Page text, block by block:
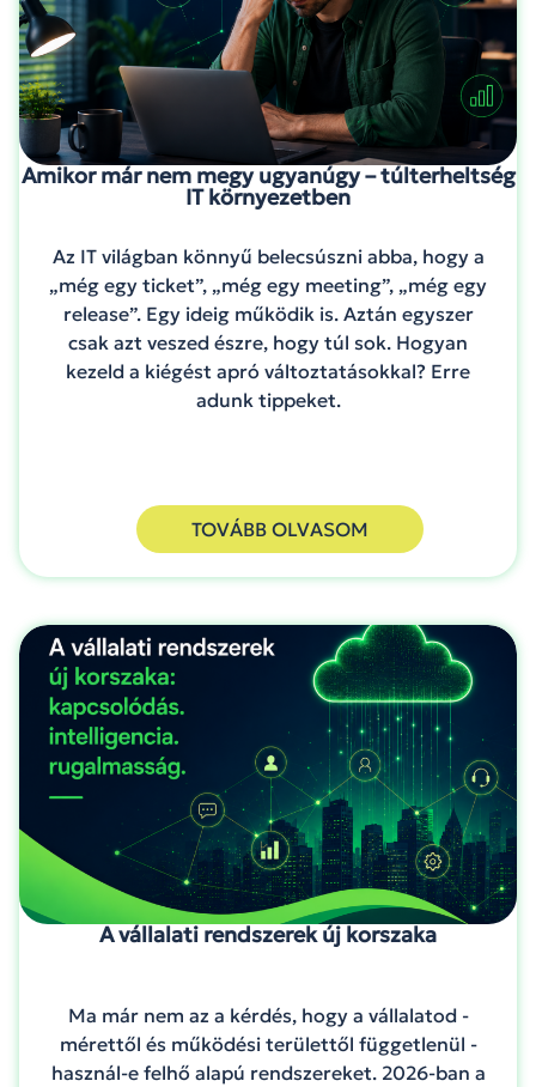
Amikor már nem megy ugyanúgy – túlterheltség
IT környezetben
Az IT világban könnyű belecsúszni abba, hogy a
„még egy ticket”, „még egy meeting”, „még egy
release”. Egy ideig működik is. Aztán egyszer
csak azt veszed észre, hogy túl sok. Hogyan
kezeld a kiégést apró változtatásokkal? Erre
adunk tippeket.
TOVÁBB OLVASOM
A vállalati rendszerek új korszaka
Ma már nem az a kérdés, hogy a vállalatod -
mérettől és működési területtől függetlenül -
használ-e felhő alapú rendszereket. 2026-ban a